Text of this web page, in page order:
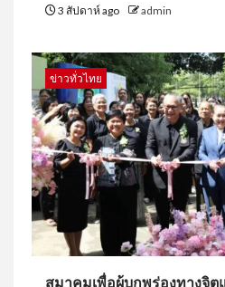
3 สัปดาห์ ago admin
ข่าวทั่วไทย
สมาคมเพื่อผู้บกพร่องทางจิต